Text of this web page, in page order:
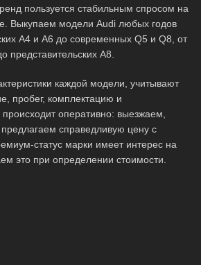
пользуется стабильным спросом на
Выкупаем модели Audi любых годов
A4 и A6 до современных Q5 и Q8, от
представительских A8.
каждой модели, учитывают
пробег, комплектацию и
оперативно: выезжаем,
справедливую цену с
статус марки имеет интерес на
это при определении стоимости.